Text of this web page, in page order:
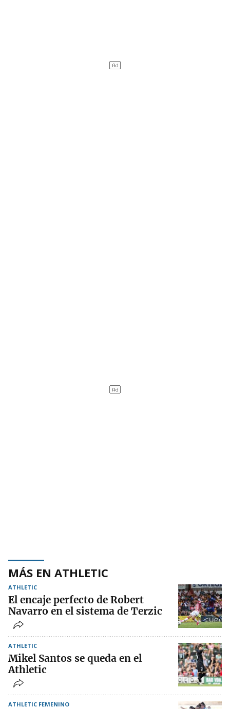
MÁS EN ATHLETIC
ATHLETIC
El encaje perfecto de Robert
Navarro en el sistema de Terzic
ATHLETIC
Mikel Santos se queda en el
Athletic
ATHLETIC FEMENINO